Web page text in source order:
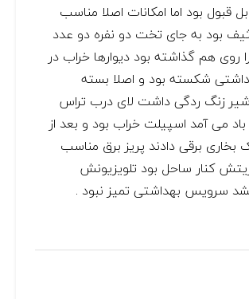
قبول بود اما امکانات اصلا مناسب
کثیف بود به جای تخت دو نفره دو عدد
هم گذاشته بود دیوارها خراب در
شکسته بود و اصلا بسته
زنگ ردگی داشت لای درب تراس
باد می آمد اسپیلت خراب بود و بعد از
برقی دادند پریز برق مناسب
کنار ساحل بود تلویزیونش
سرویس بهداشتی تمیز نبود .